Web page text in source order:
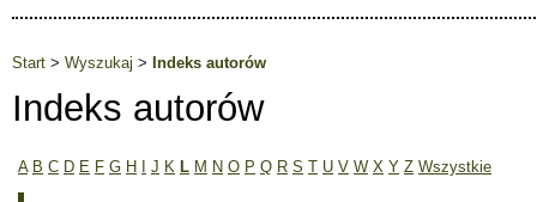
Start > Wyszukaj > Indeks autorów
Indeks autorów
A B C D E F G H J K L M N O P Q R S T U V W X Y Z Wszystkie